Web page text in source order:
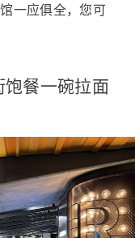
一应俱全，您可
餐一碗拉面